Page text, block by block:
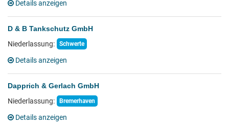
Details anzeigen
D & B Tankschutz GmbH
Niederlassung:
Schwerte
Details anzeigen
Dapprich & Gerlach GmbH
Niederlassung:
Bremerhaven
Details anzeigen